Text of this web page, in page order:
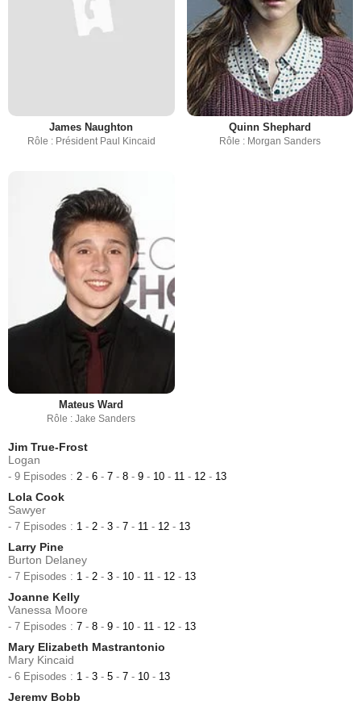
James Naughton
Rôle : Président Paul Kincaid
Quinn Shephard
Rôle : Morgan Sanders
Mateus Ward
Rôle : Jake Sanders
Jim True-Frost
Logan
- 9 Episodes : 2 - 6 - 7 - 8 - 9 - 10 - 11 - 12 - 13
Lola Cook
Sawyer
- 7 Episodes : 1 - 2 - 3 - 7 - 11 - 12 - 13
Larry Pine
Burton Delaney
- 7 Episodes : 1 - 2 - 3 - 10 - 11 - 12 - 13
Joanne Kelly
Vanessa Moore
- 7 Episodes : 7 - 8 - 9 - 10 - 11 - 12 - 13
Mary Elizabeth Mastrantonio
Mary Kincaid
- 6 Episodes : 1 - 3 - 5 - 7 - 10 - 13
Jeremy Bobb